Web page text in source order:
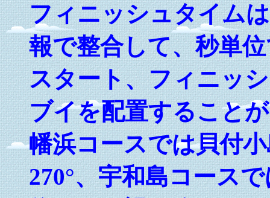
フィニッシュタイム
報で整合して、秒単
スタート、フィニッ
ブイを配置すること
幡浜コースでは貝付
270°、宇和島コース